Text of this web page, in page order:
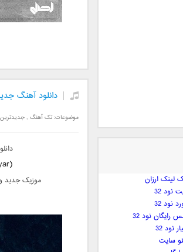
دانلود آهنگ
موضوعات:تک آهنگ ,
موزیک جدید و
لینک ارزان
نود 32
نود 32
رایگان نود 32
نود 32
سایت